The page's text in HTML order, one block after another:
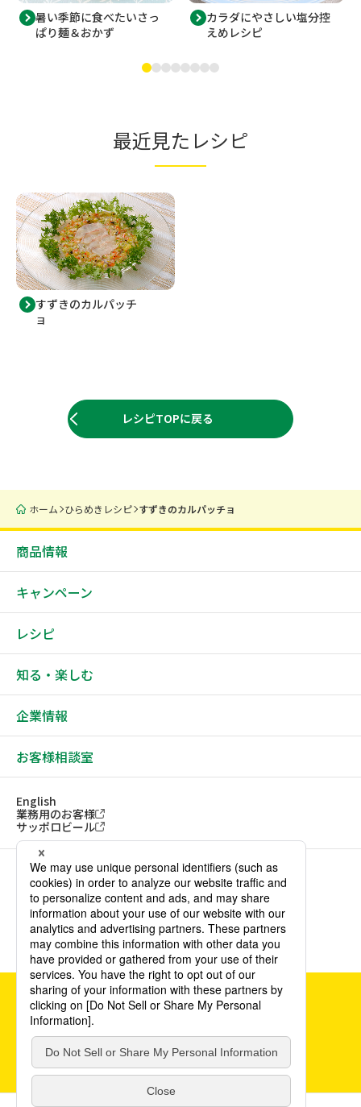
暑い季節に食べたいさっ
ぱり麺＆おかず
カラダにやさしい塩分控
えめレシピ
最近見たレシピ
すずきのカルパッチ
ョ
レシピTOPに戻る
ホーム ひらめきレシピ すずきのカルパッチョ
商品情報
キャンペーン
レシピ
知る・楽しむ
企業情報
お客様相談室
English
業務用のお客様
サッポロビール
ソーシャルメディアアカウント一覧
サイトご利用にあたってウェブアクセシビリティ方針
個人情報保護方針カスタマーハラスメント方針
©POKKA SAPPORO Food & Beverage Ltd. All Rights Reserved.